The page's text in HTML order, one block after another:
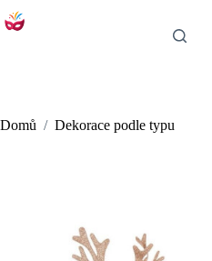
to
Domů / Dekorace podle typu